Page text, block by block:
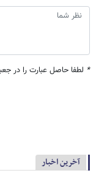
* لطفا حاصل عبارت را در
آخرین اخبار